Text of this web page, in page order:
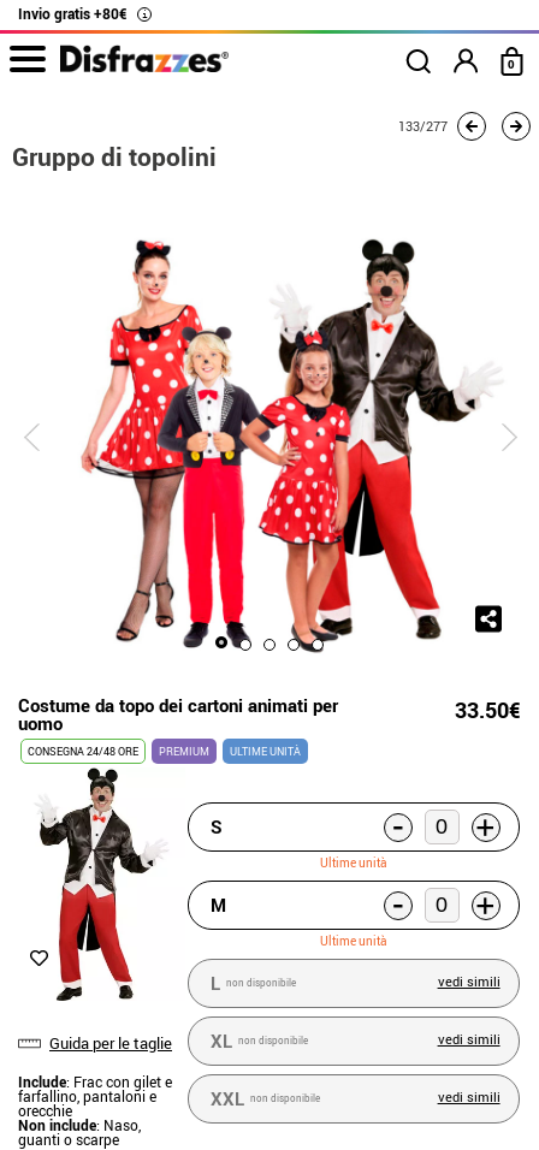
Invio gratis +80€ i
0
Gruppo di topolini133/277
Gruppo di topolini
Costume da topo dei cartoni animati per
uomo 33.50€
CONSEGNA 24/48 ORE PREMIUM ULTIME UNITÀ
Guida per le taglie
Include: Frac con gilet e
farfallino, pantaloni e
orecchie
Non include: Naso,
guanti o scarpe
S - +
Ultime unità
M - +
Ultime unità
L non disponibile vedi simili
XL non disponibile vedi simili
XXL non disponibile vedi simili